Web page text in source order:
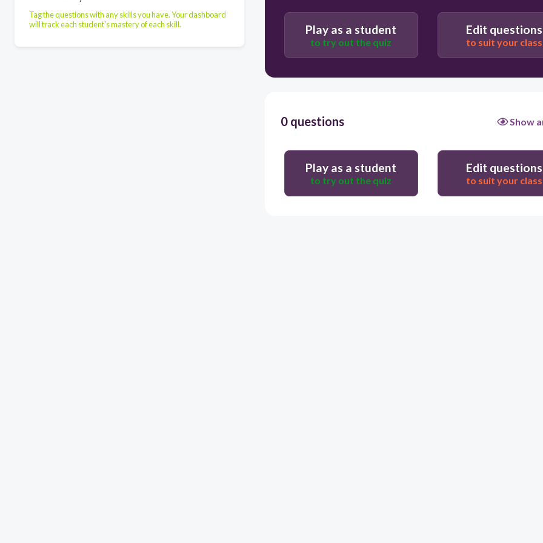
Tag the questions with any skills you have. Your dashboard
will track each student's mastery of each skill.
Play as a student
to try out the quiz
Edit questions
to suit your class
0 questions Show
Play as a student
to try out the quiz
Edit questions
to suit your class